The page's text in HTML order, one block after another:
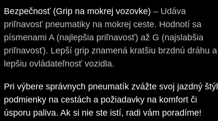
Bezpečnosť (Grip na mokrej vozovke) – Udáva
priľnavosť pneumatiky na mokrej ceste. Hodnotí sa
písmenami A (najlepšia priľnavosť) až G (najslabšia
priľnavosť). Lepší grip znamená kratšiu brzdnú dráhu a
lepšiu ovládateľnosť vozidla.
Pri výbere správnych pneumatík zvážte svoj jazdný
podmienky na cestách a požiadavky na komfort či
úsporu paliva. Ak si nie ste istí, radi vám poradíme!